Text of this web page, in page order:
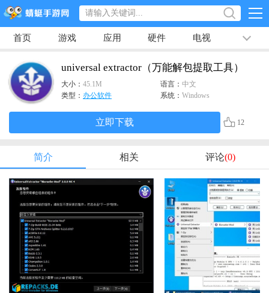
首页 游戏 应用 硬件 电视 排行榜
universal extractor（万能解包提取工具）
大小： 45.1M 语言： 中文
类型： 办公软件 系统： Windows
立即下载 12
简介 相关 评论(0)